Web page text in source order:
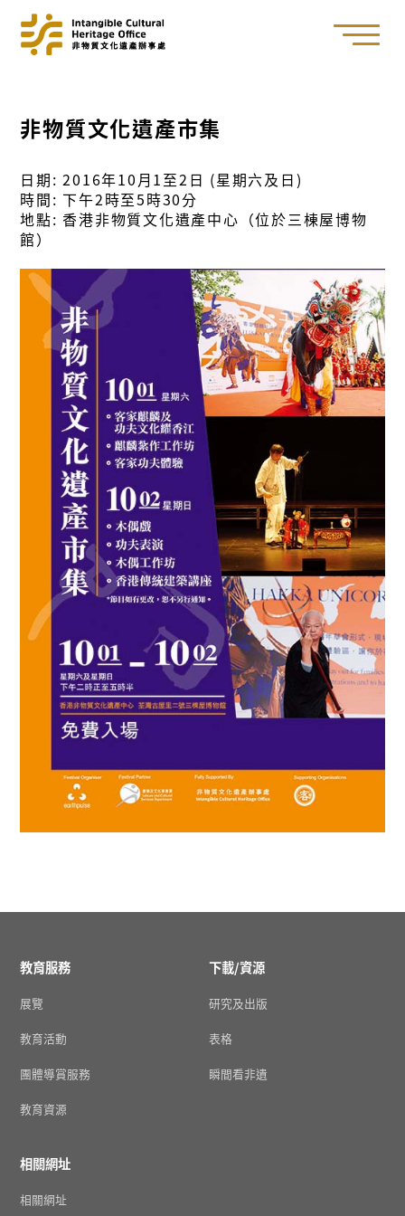
非物質文化遺產市集
日期: 2016年10月1至2日 (星期六及日)
時間: 下午2時至5時30分
地點: 香港非物質文化遺產中心（位於三棟屋博物
館）
教育服務
展覽
教育活動
團體導賞服務
教育資源
下載/資源
研究及出版
表格
瞬間看非遺
相關網址
相關網址